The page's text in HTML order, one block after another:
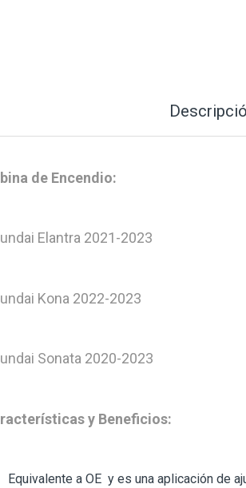
de Encendio:
Elantra 2021-2023
Kona 2022-2023
Sonata 2020-2023
y Beneficios:
Equivalente a OE y es una aplicación de